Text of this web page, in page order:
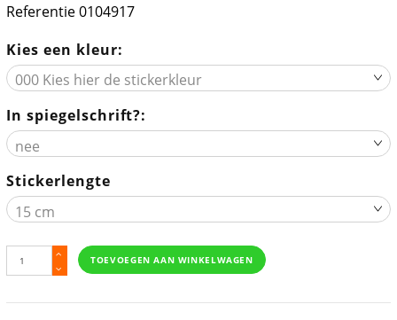
Referentie0104917
Kies een kleur:
In spiegelschrift?:
Stickerlengte
TOEVOEGEN AAN WINKELWAGEN